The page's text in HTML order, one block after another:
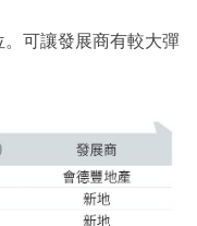
可讓發展商有較大彈